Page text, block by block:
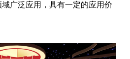
广泛应用，具有一定的应用价